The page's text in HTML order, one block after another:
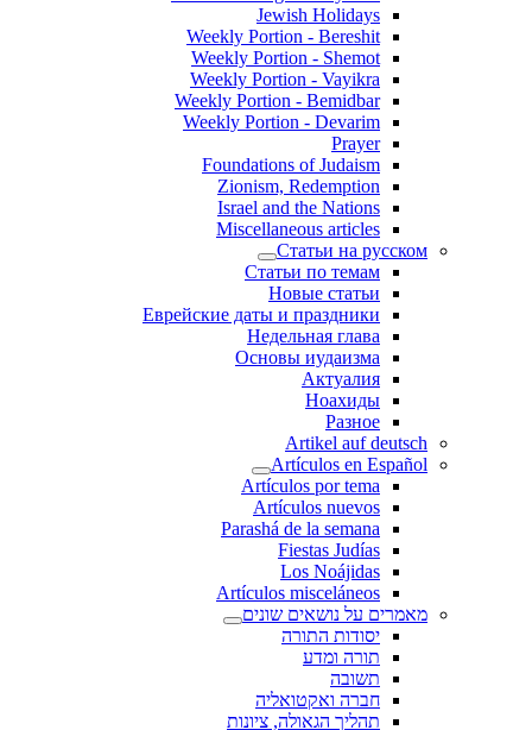
Jewish Holidays
Weekly Portion - Bereshit
Weekly Portion - Shemot
Weekly Portion - Vayikra
Weekly Portion - Bemidbar
Weekly Portion - Devarim
Prayer
Foundations of Judaism
Zionism, Redemption
Israel and the Nations
Miscellaneous articles
Статьи на русском
Статьи по темам
Новые статьи
Еврейские даты и праздники
Недельная глава
Основы иудаизма
Актуалия
Ноахиды
Разное
Artikel auf deutsch
Artículos en Español
Artículos por tema
Artículos nuevos
Parashá de la semana
Fiestas Judías
Los Noájidas
Artículos misceláneos
מאמרים על נושאים שונים
יסודות התורה
תורה ומדע
תשובה
חברה ואקטואליה
תהליך הגאולה, ציונות